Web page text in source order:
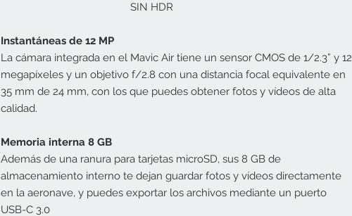
SIN HDR
Instantáneas de 12 MP
La cámara integrada en el Mavic Air tiene un sensor CMOS de 1/2.3” y 12
megapíxeles y un objetivo f/2.8 con una distancia focal equivalente en
35 mm de 24 mm, con los que puedes obtener fotos y vídeos de alta
calidad.
Memoria interna 8 GB
Además de una ranura para tarjetas microSD, sus 8 GB de
almacenamiento interno te dejan guardar fotos y vídeos directamente
en la aeronave, y puedes exportar los archivos mediante un puerto
USB-C 3.0